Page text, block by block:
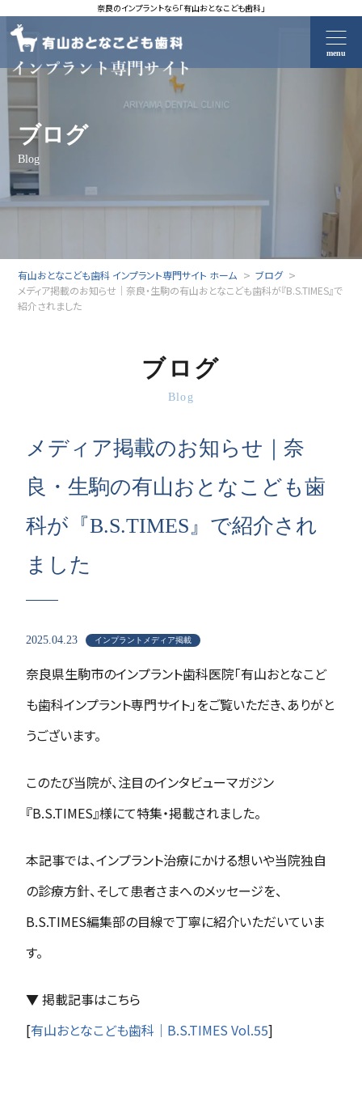
奈良のインプラントなら「有山おとなこども歯科」
menu
ブログ
Blog
有山おとなこども歯科 インプラント専門サイト ホーム
ブログ
メディア掲載のお知らせ｜奈良・生駒の有山おとなこども歯科が『B.S.TIMES』で
紹介されました
ブログ
Blog
メディア掲載のお知らせ｜奈
良・生駒の有山おとなこども歯
科が『B.S.TIMES』で紹介され
ました
2025.04.23 インプラントメディア掲載
奈良県生駒市のインプラント歯科医院「有山おとなこど
も歯科インプラント専門サイト」をご覧いただき、ありがと
うございます。
このたび当院が、注目のインタビューマガジン
『B.S.TIMES』様にて特集・掲載されました。
本記事では、インプラント治療にかける想いや当院独自
の診療方針、そして患者さまへのメッセージを、
B.S.TIMES編集部の目線で丁寧に紹介いただいていま
す。
▼ 掲載記事はこちら
[有山おとなこども歯科｜B.S.TIMES Vol.55]